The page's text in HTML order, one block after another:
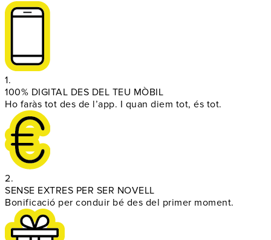
1.
100% DIGITAL DES DEL TEU MÒBIL
Ho faràs tot des de l’app. I quan diem tot, és tot.
2.
SENSE EXTRES PER SER NOVELL
Bonificació per conduir bé des del primer moment.